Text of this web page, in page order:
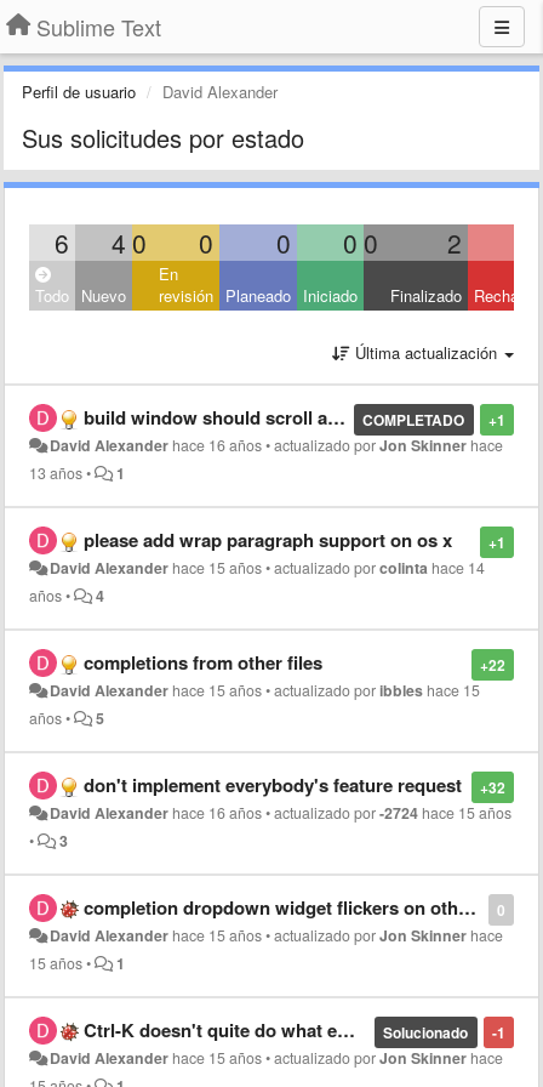
Sublime Text
Perfil de usuario David Alexander
Sus solicitudes por estado
6 4 0 0 0 0 0 2
Todo Nuevo
En
revisión Planeado Iniciado Finalizado
Última actualización
+1
COMPLETADO
build window should scroll automatically
David Alexander hace 16 años•actualizado porJon Skinner hace
13 años• 1
+1
please add wrap paragraph support on os x
David Alexander hace 15 años•actualizado porcolinta hace 14
años• 4
+22
completions from other files
David Alexander hace 15 años•actualizado poribbles hace 15
años• 5
+32
don't implement everybody's feature request
David Alexander hace 16 años•actualizado por-2724 hace 15 años
•
3
0
completion dropdown widget flickers on other monitor before appearing
David Alexander hace 15 años•actualizado porJon Skinner hace
15 años• 1
-1
Solucionado
Ctrl-K doesn't quite do what emacs users would expect
David Alexander hace 15 años•actualizado porJon Skinner hace